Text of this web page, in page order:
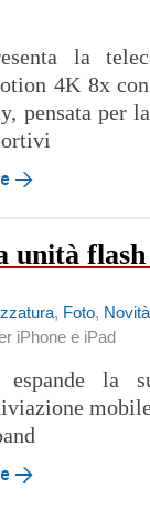
la
4K 8x
pensata per
→
unità
, Foto, Novità
iPhone e iPad
espande la
→